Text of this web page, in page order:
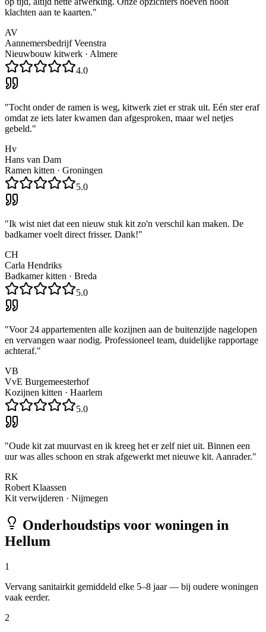
klachten aan te kaarten."
AV
Aannemersbedrijf Veenstra
Nieuwbouw kitwerk · Almere
4.0
"Tocht onder de ramen is weg, kitwerk ziet er strak uit. Eén ster eraf
omdat ze iets later kwamen dan afgesproken, maar wel netjes
gebeld."
Hv
Hans van Dam
Ramen kitten · Groningen
5.0
"Ik wist niet dat een nieuw stuk kit zo'n verschil kan maken. De
badkamer voelt direct frisser. Dank!"
CH
Carla Hendriks
Badkamer kitten · Breda
5.0
"Voor 24 appartementen alle kozijnen aan de buitenzijde nagelopen
en vervangen waar nodig. Professioneel team, duidelijke rapportage
achteraf."
VB
VvE Burgemeesterhof
Kozijnen kitten · Haarlem
5.0
"Oude kit zat muurvast en ik kreeg het er zelf niet uit. Binnen een
uur was alles schoon en strak afgewerkt met nieuwe kit. Aanrader."
RK
Robert Klaassen
Kit verwijderen · Nijmegen
Onderhoudstips voor woningen in
Hellum
1
Vervang sanitairkit gemiddeld elke 5–8 jaar — bij oudere woningen
vaak eerder.
2